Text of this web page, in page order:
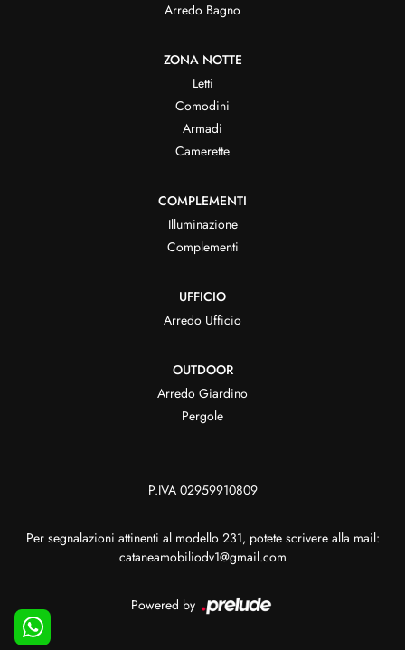
Arredo Bagno
ZONA NOTTE
Letti
Comodini
Armadi
Camerette
COMPLEMENTI
Illuminazione
Complementi
UFFICIO
Arredo Ufficio
OUTDOOR
Arredo Giardino
Pergole
P.IVA 02959910809
Per segnalazioni attinenti al modello 231, potete scrivere alla mail:
cataneamobiliodv1@gmail.com
Powered by